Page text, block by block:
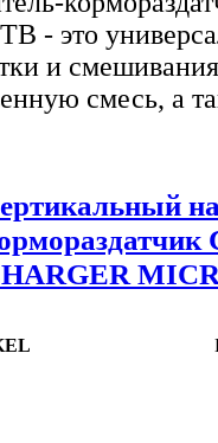
- это
и
смесь, а